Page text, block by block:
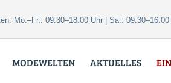
Mo.–Fr.: 09.30–18.00 Uhr | Sa.: 09.30–16.00
MODEWELTEN AKTUELLES